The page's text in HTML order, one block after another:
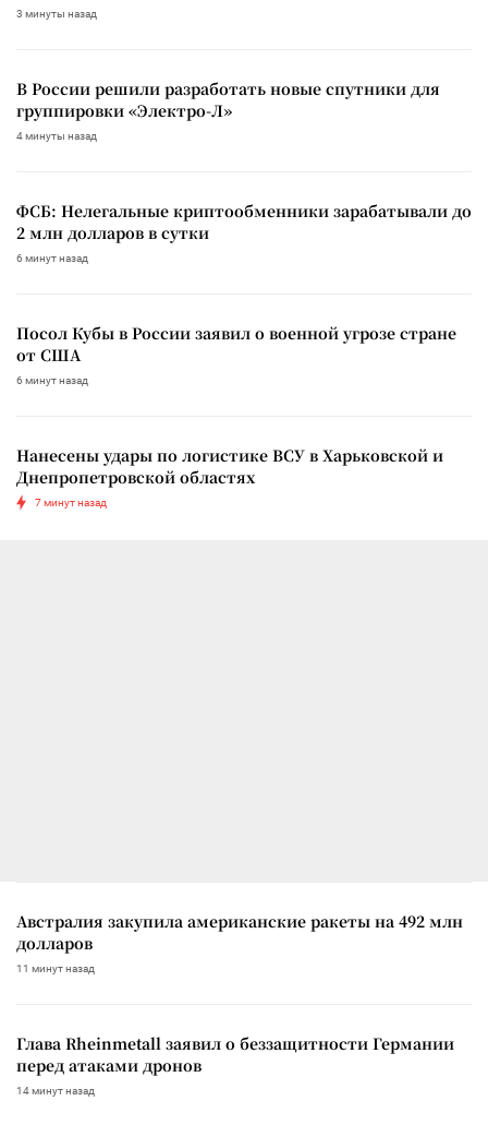
3 минуты назад
В России решили разработать новые спутники для
группировки «Электро-Л»
4 минуты назад
ФСБ: Нелегальные криптообменники зарабатывали до
2 млн долларов в сутки
6 минут назад
Посол Кубы в России заявил о военной угрозе стране
от США
6 минут назад
Нанесены удары по логистике ВСУ в Харьковской и
Днепропетровской областях
7 минут назад
Австралия закупила американские ракеты на 492 млн
долларов
11 минут назад
Глава Rheinmetall заявил о беззащитности Германии
перед атаками дронов
14 минут назад